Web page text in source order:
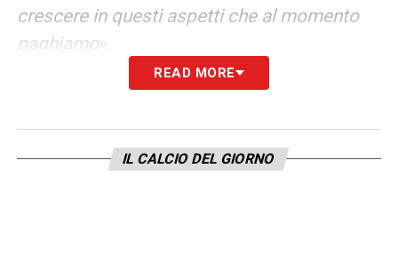
crescere in questi aspetti che al momento
paghiamo».
PROBLEMI NEI DETTAGLI– «Perché il
parlando della linea difensiva può capitare
che a tempo scaduto non risali come ad
READ MORE
IL CALCIO DEL GIORNO